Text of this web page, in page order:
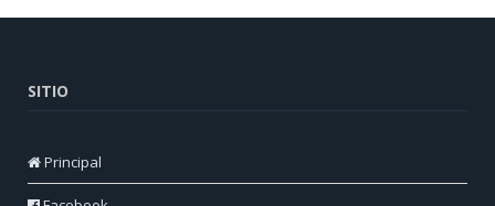
SITIO
Principal